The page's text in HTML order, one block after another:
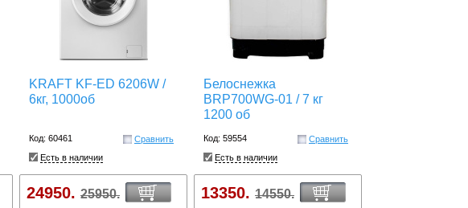
KRAFT KF-ED 6206W /
6кг, 1000об
Код: 60461
Сравнить
Есть в наличии
24950. 25950.
Белоснежка
BRP700WG-01 / 7 кг
1200 об
Код: 59554
Сравнить
Есть в наличии
13350. 14550.